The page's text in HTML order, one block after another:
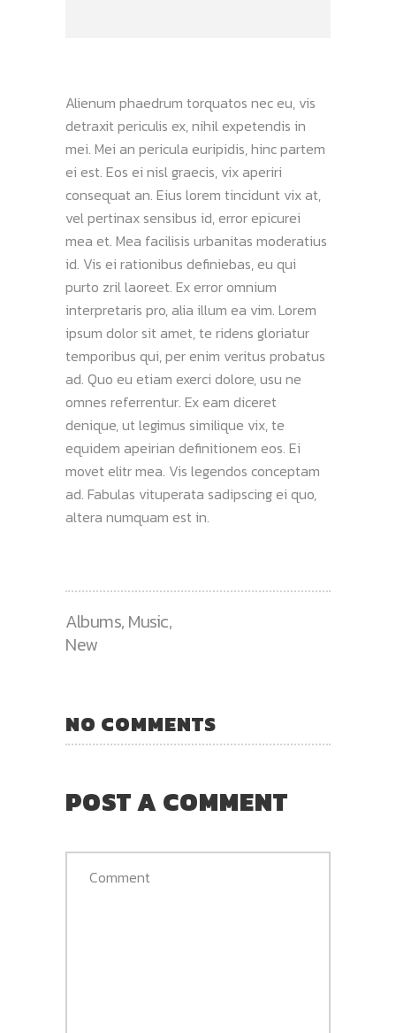
Alienum phaedrum torquatos nec eu, vis
detraxit periculis ex, nihil expetendis in
mei. Mei an pericula euripidis, hinc partem
ei est. Eos ei nisl graecis, vix aperiri
consequat an. Eius lorem tincidunt vix at,
vel pertinax sensibus id, error epicurei
mea et. Mea facilisis urbanitas moderatius
id. Vis ei rationibus definiebas, eu qui
purto zril laoreet. Ex error omnium
interpretaris pro, alia illum ea vim. Lorem
ipsum dolor sit amet, te ridens gloriatur
temporibus qui, per enim veritus probatus
ad. Quo eu etiam exerci dolore, usu ne
omnes referrentur. Ex eam diceret
denique, ut legimus similique vix, te
equidem apeirian definitionem eos. Ei
movet elitr mea. Vis legendos conceptam
ad. Fabulas vituperata sadipscing ei quo,
altera numquam est in.
Albums, Music,
New
NO COMMENTS
POST A COMMENT